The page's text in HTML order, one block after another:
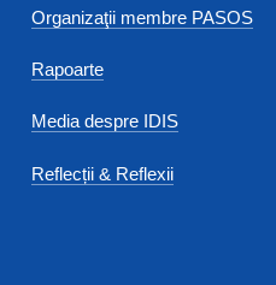
Organizaţii membre PASOS
Rapoarte
Media despre IDIS
Reflecții & Reflexii